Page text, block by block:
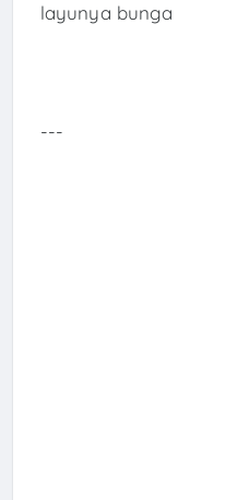
layunya bunga
---